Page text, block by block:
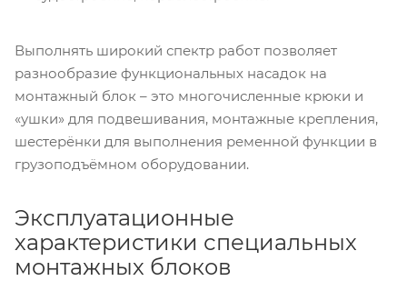
Выполнять широкий спектр работ позволяет
разнообразие функциональных насадок на
монтажный блок – это многочисленные крюки и
«ушки» для подвешивания, монтажные крепления,
шестерёнки для выполнения ременной функции в
грузоподъёмном оборудовании.
Эксплуатационные
характеристики специальных
монтажных блоков